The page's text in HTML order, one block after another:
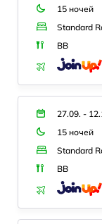
15 ночей
Standard
BB
27.09. -
15 ночей
Standard
BB